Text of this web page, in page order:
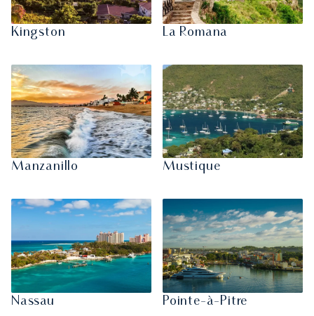
Kingston La Romana
Manzanillo Mustique
Nassau Pointe-à-Pitre